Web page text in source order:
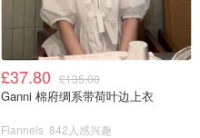
£37.80 £135.00
Ganni 棉府绸系带荷叶边上衣
Flannels 842人感兴趣